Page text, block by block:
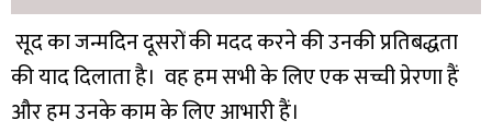
सूद का जन्मदिन दूसरों की मदद करने की उनकी प्रतिबद्धता
की याद दिलाता है। वह हम सभी के लिए एक सच्ची प्रेरणा हैं
और हम उनके काम के लिए आभारी हैं।